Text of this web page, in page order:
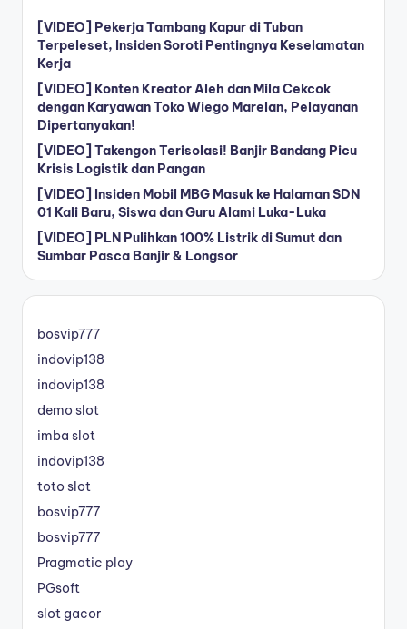
[VIDEO] Pekerja Tambang Kapur di Tuban
Terpeleset, Insiden Soroti Pentingnya Keselamatan
Kerja
[VIDEO] Konten Kreator Aleh dan Mila Cekcok
dengan Karyawan Toko Wiego Marelan, Pelayanan
Dipertanyakan!
[VIDEO] Takengon Terisolasi! Banjir Bandang Picu
Krisis Logistik dan Pangan
[VIDEO] Insiden Mobil MBG Masuk ke Halaman SDN
01 Kali Baru, Siswa dan Guru Alami Luka-Luka
[VIDEO] PLN Pulihkan 100% Listrik di Sumut dan
Sumbar Pasca Banjir & Longsor
bosvip777
indovip138
indovip138
demo slot
imba slot
indovip138
toto slot
bosvip777
bosvip777
Pragmatic play
PGsoft
slot gacor